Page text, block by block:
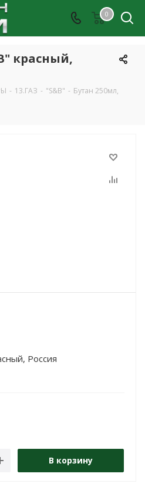
0
красный,
- 13.ГАЗ - "S&B" - Бутан 250мл,
Россия
В корзину